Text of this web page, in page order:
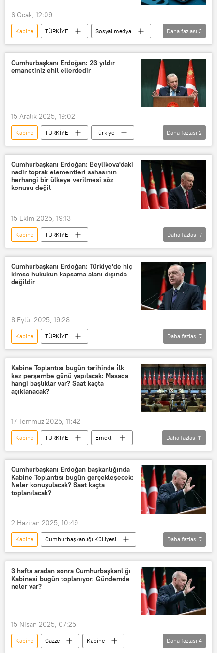
6 Ocak, 12:09
Kabine TÜRKİYE
Sosyal medya
TBMM
Meclis
Bilgi Teknolojileri (BT)
Daha fazlası 3
Cumhurbaşkanı Erdoğan: 23 yıldır
emanetiniz ehil ellerdedir
15 Aralık 2025, 19:02
Kabine TÜRKİYE
Türkiye
Haberler
Recep Tayyip Erdoğan
Daha fazlası 2
Cumhurbaşkanı Erdoğan: Beylikova'daki
nadir toprak elementleri sahasının
herhangi bir ülkeye verilmesi söz
konusu değil
15 Ekim 2025, 19:13
Kabine
TÜRKİYE
Recep Tayyip Erdoğan
Kabine Toplantısı
Akkuyu
Gazze
Karadeniz
Daha fazlası 7
Cumhurbaşkanı Erdoğan: Türkiye'de hiç
kimse hukukun kapsama alanı dışında
değildir
8 Eylül 2025, 19:28
Kabine
TÜRKİYE
Recep Tayyip Erdoğan
Kabine Toplantısı
Son dakika
Akkuyu Nükleer Güç Santrali (NGS)
Akkuyu NGS
Daha fazlası 7
Kabine Toplantısı bugün tarihinde i̇lk
kez perşembe günü yapılacak: Masada
hangi başlıklar var? Saat kaçta
açıklanacak?
17 Temmuz 2025, 11:42
Kabine TÜRKİYE
Emekli
Perşembe
Suriye
İsrail
SDG
Türkiye
kabine
Kabine
Kabine Toplantısı
Kabine değişlikliği
Daha fazlası 11
Cumhurbaşkanı Erdoğan başkanlığında
Kabine Toplantısı bugün gerçekleşecek:
Neler konuşulacak? Saat kaçta
toplanılacak?
2 Haziran 2025, 10:49
Kabine
Cumhurbaşkanlığı Külliyesi
Gazze
Ankara
Kabine
Türkiye
TÜRKİYE
kabine
Kabine Toplantısı
Daha fazlası 7
3 hafta aradan sonra Cumhurbaşkanlığı
Kabinesi bugün toplanıyor: Gündemde
neler var?
15 Nisan 2025, 07:25
Kabine Gazze
Kabine
Daha fazlası 4